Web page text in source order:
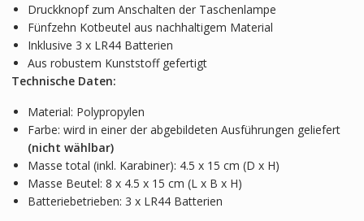
Druckknopf zum Anschalten der Taschenlampe
Fünfzehn Kotbeutel aus nachhaltigem Material
Inklusive 3 x LR44 Batterien
Aus robustem Kunststoff gefertigt
Technische Daten:
Material: Polypropylen
Farbe: wird in einer der abgebildeten Ausführungen geliefert
(nicht wählbar)
Masse total (inkl. Karabiner): 4.5 x 15 cm (D x H)
Masse Beutel: 8 x 4.5 x 15 cm (L x B x H)
Batteriebetrieben: 3 x LR44 Batterien